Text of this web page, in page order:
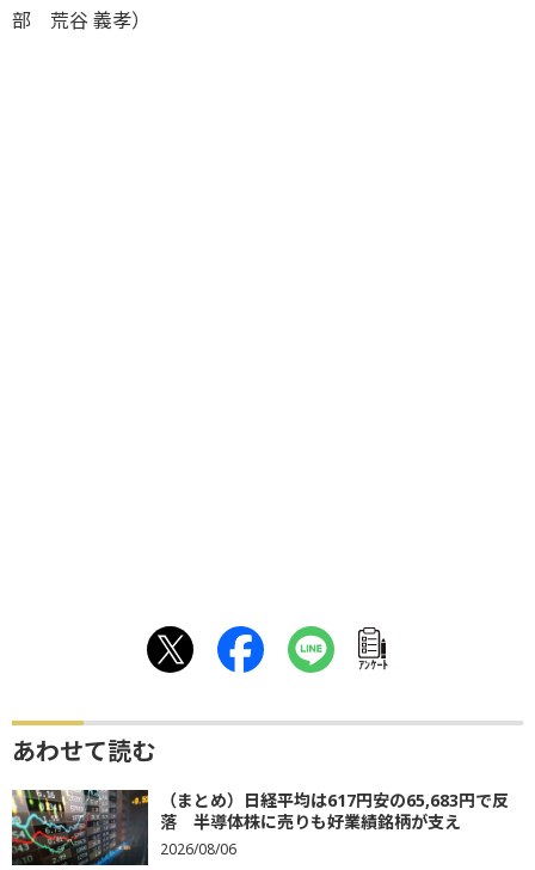
部 荒谷 義孝）
ｱﾝｹｰﾄ
あわせて読む
（まとめ）日経平均は617円安の65,683円で反
落 半導体株に売りも好業績銘柄が支え
2026/08/06